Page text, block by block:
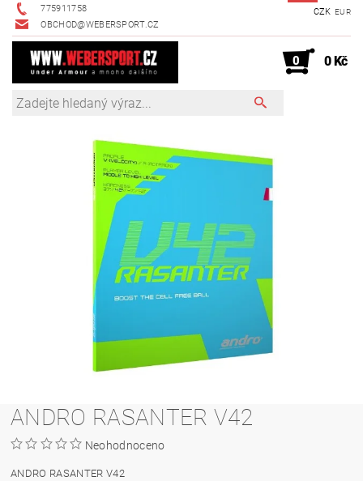
775911758
OBCHOD@WEBERSPORT.CZ
CZK EUR
0 0 Kč
ANDRO RASANTER V42
Neohodnoceno
ANDRO RASANTER V42